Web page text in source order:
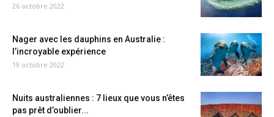
26 octobre 2022
Nager avec les dauphins en Australie :
l’incroyable expérience
19 octobre 2022
Nuits australiennes : 7 lieux que vous n’êtes
pas prêt d’oublier...